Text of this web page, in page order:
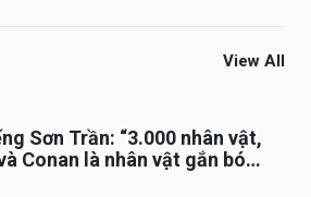
View All
Sơn Trần: “3.000 nhân vật,
Conan là nhân vật gắn bó